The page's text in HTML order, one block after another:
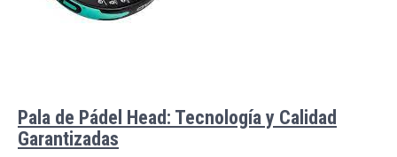
Pala de Pádel Head: Tecnología y Calidad
Garantizadas